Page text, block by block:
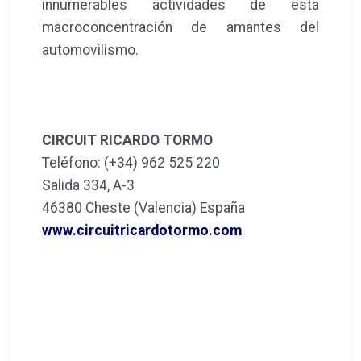
innumerables actividades de esta
macroconcentración de amantes del
automovilismo.
CIRCUIT RICARDO TORMO
Teléfono: (+34) 962 525 220
Salida 334, A-3
46380 Cheste (Valencia) España
www.circuitricardotormo.com